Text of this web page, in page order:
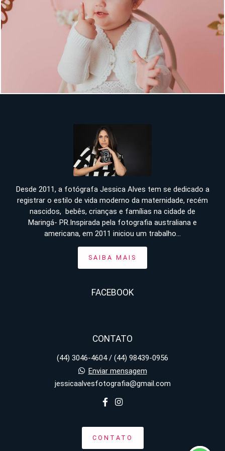
906
Desde 2011, a fotógrafa Jessica Alves tem se dedicado a
registrar o estilo de vida moderno da maternidade, recém
nascidos, bebês, crianças e famílias na cidade de
Maringá- PR.Inspirada pela fotografia australiana e
americana, em 2011 iniciou um trabalho...
SAIBA MAIS
FACEBOOK
CONTATO
(44) 3046-4604 / (44) 98439-0956
Enviar mensagem
jessicaalvesfotografia@gmail.com
CONTATO